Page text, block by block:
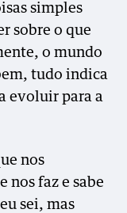
simples
sobre o que
o mundo
tudo indica
evoluir para a
nos
nos faz e sabe
sei, mas